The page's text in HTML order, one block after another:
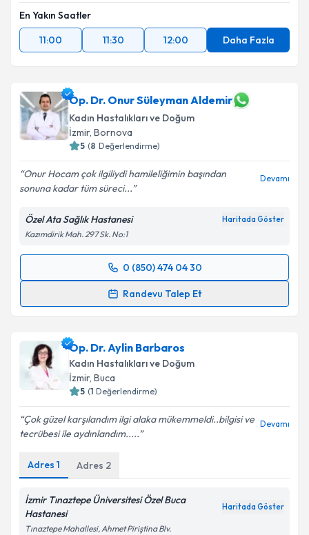
En Yakın Saatler
11:00
11:30 12:00 Daha Fazla
Op. Dr. Onur Süleyman Aldemir
Kadın Hastalıkları ve Doğum
İzmir, Bornova
5 (8 Değerlendirme)
Onur Hocam çok ilgiliydi hamileliğimin başından
sonuna kadar tüm süreci...
Devamı
Özel Ata Sağlık Hastanesi Haritada Göster
Kazımdirik Mah. 297 Sk. No:1
0 (850) 474 04 30
Randevu Talep Et
Randevu Takvimi Talebi
almanız için bir takvim hazırlandığında e-posta ile
bilgilendireceğiz.
E-posta Adresiniz
Metni 'ni okudum ve kişisel verilerimin belirtilen
Takvim Talebini Gönder
Op. Dr. Aylin Barbaros
Kadın Hastalıkları ve Doğum
İzmir, Buca
5 (1 Değerlendirme)
Çok güzel karşılandım ilgi alaka mükemmeldi..bilgisi ve
tecrübesi ile aydınlandım.....
Devamı
Adres 1 Adres 2
İzmir Tınaztepe Üniversitesi Özel Buca
Hastanesi
Haritada Göster
Tınaztepe Mahallesi, Ahmet Piriştina Blv.